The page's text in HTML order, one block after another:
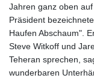
Jahren ganz oben
Präsident
Haufen Abschaum".
Steve Witkoff und
Teheran sprechen,
wunderbaren